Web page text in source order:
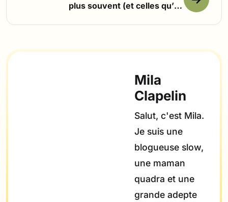
plus souvent (et celles qu’on
Mila
Clapelin
Salut, c'est Mila.
Je suis une
blogueuse slow,
une maman
quadra et une
grande adepte